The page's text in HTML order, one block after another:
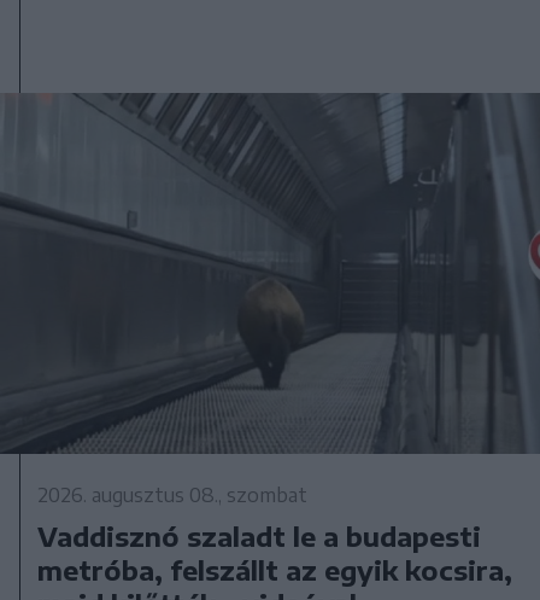
2026. augusztus 08., szombat
Vaddisznó szaladt le a budapesti
metróba, felszállt az egyik kocsira,